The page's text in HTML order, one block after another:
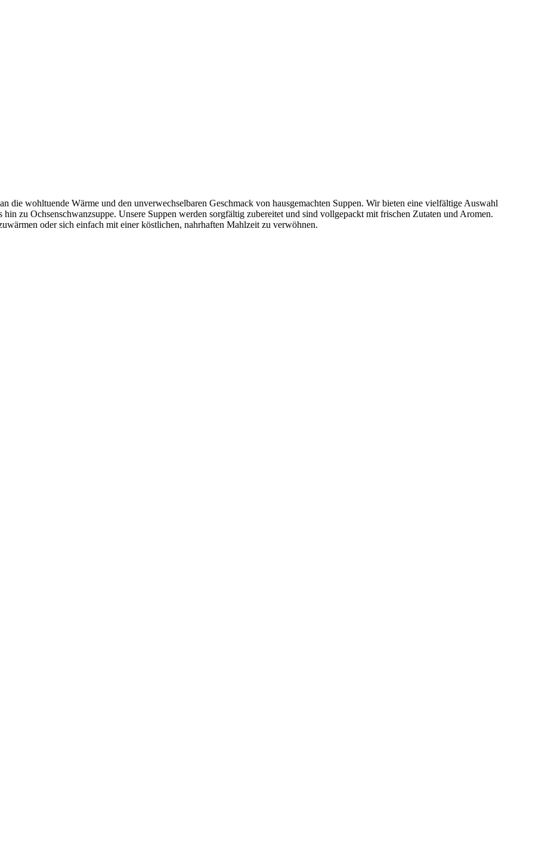
die wohltuende Wärme und den unverwechselbaren Geschmack von hausgemachten Suppen. Wir bieten eine vielfältige Auswahl
zu Ochsenschwanzsuppe. Unsere Suppen werden sorgfältig zubereitet und sind vollgepackt mit frischen Zutaten und Aromen.
oder sich einfach mit einer köstlichen, nahrhaften Mahlzeit zu verwöhnen.